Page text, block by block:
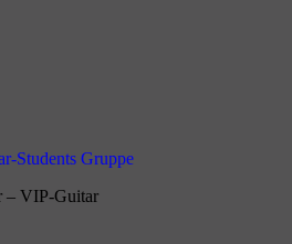
Students Gruppe
– VIP-Guitar